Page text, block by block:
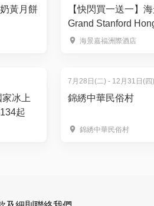
野外主題（包括直立板浮潛 / 溯
時間表，靈活為孩子增添單日的
- 16:30】
降飛索
黃月餅
【快閃買一送一】
Grand Stanford
「鮮味龍蝦盛宴」自
海景嘉福洲際酒店
冰上
起
7月28日(二) - 12月31日(四)
錦綉中華民俗村
錦綉中華民俗村